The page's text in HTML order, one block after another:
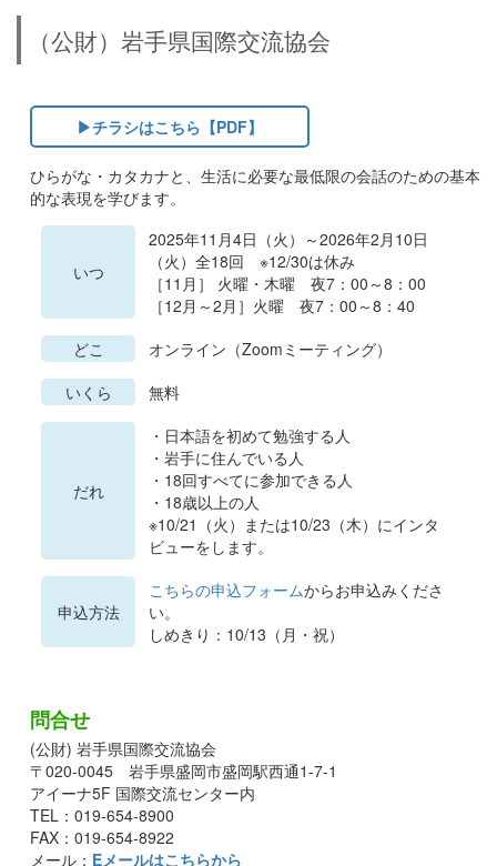
（公財）岩手県国際交流協会
▶チラシはこちら【PDF】
ひらがな・カタカナと、生活に必要な最低限の会話のための基本
的な表現を学びます。
いつ
2025年11月4日（火）～2026年2月10日
（火）全18回 ※12/30は休み
［11月］ 火曜・木曜 夜7：00～8：00
［12月～2月］火曜 夜7：00～8：40
どこ
オンライン（Zoomミーティング）
いくら
無料
だれ
・日本語を初めて勉強する人
・岩手に住んでいる人
・18回すべてに参加できる人
・18歳以上の人
※10/21（火）または10/23（木）にインタ
ビューをします。
申込方法
こちらの申込フォームからお申込みくださ
い。
しめきり：10/13（月・祝）
問合せ
(公財) 岩手県国際交流協会
〒020-0045 岩手県盛岡市盛岡駅西通1-7-1
アイーナ5F 国際交流センター内
TEL：019-654-8900
FAX：019-654-8922
メール： Eメールはこちらから